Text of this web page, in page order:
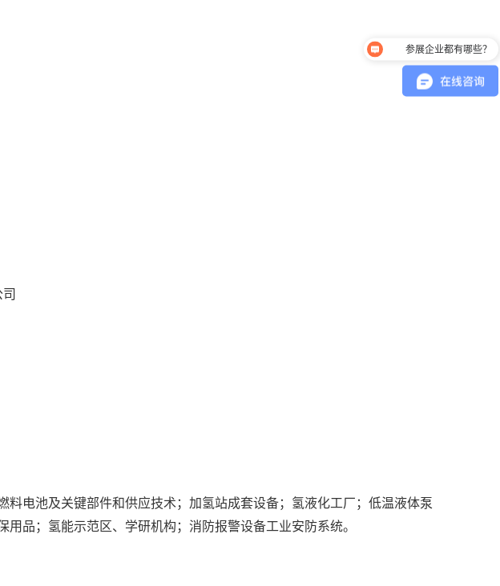
电池及关键部件和供应技术；加氢站成套设备；氢液化工厂；低温液体泵
品；氢能示范区、学研机构；消防报警设备工业安防系统。
参展企业都有哪些？